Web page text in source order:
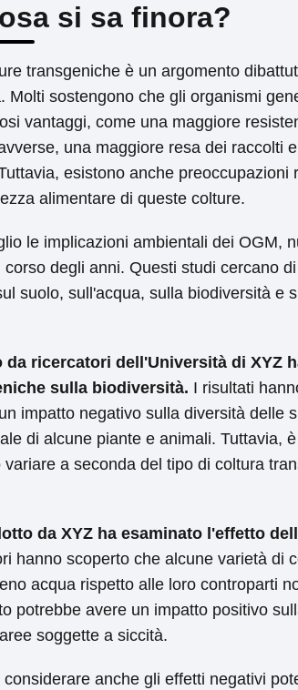
si sa finora?
transgeniche è un argomento
Molti sostengono che gli organismi
vantaggi, come una maggiore
una maggiore resa dei raccolti
esistono anche preoccupazioni
alimentare di queste colture.
le implicazioni ambientali dei OGM,
degli anni. Questi studi cercano
suolo, sull'acqua, sulla biodiversità e
ricercatori dell'Università di XYZ
sulla biodiversità. I risultati
impatto negativo sulla diversità delle
di alcune piante e animali. Tuttavia,
a seconda del tipo di coltura
da XYZ ha esaminato l'effetto
hanno scoperto che alcune varietà di
acqua rispetto alle loro controparti
potrebbe avere un impatto positivo
soggette a siccità.
anche gli effetti negativi